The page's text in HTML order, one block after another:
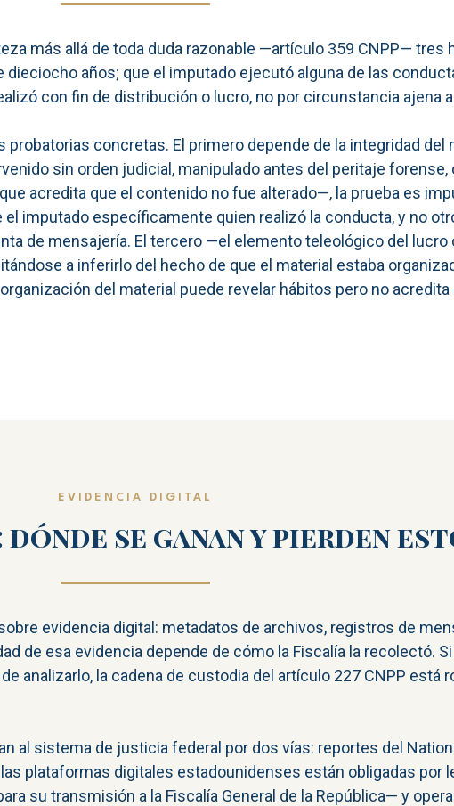
más allá de toda duda razonable —artículo 359 CNPP— tres
años; que el imputado ejecutó alguna de las
con fin de distribución o lucro, no por circunstancia ajena
concretas. El primero depende de la integridad del
sin orden judicial, manipulado antes del peritaje forense,
acredita que el contenido no fue alterado—, la prueba es
el imputado específicamente quien realizó la conducta, y no
de mensajería. El tercero —el elemento teleológico del
a inferirlo del hecho de que el material estaba
del material puede revelar hábitos pero no acredita
EVIDENCIA DIGITAL
se ganan y pierden
evidencia digital: metadatos de archivos, registros de
de esa evidencia depende de cómo la Fiscalía la recolectó.
analizarlo, la cadena de custodia del artículo 227 CNPP está
al sistema de justicia federal por dos vías: reportes del
plataformas digitales estadounidenses están obligadas por
su transmisión a la Fiscalía General de la República— y